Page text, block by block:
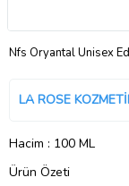
Nfs Oryantal Unisex
LA ROSE
Hacim : 100 ML
Ürün Özeti